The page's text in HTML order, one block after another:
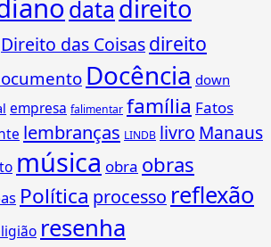
data direito
Direito das Coisasdireito
Docência down
empresa falimentar família Fatos
lembranças LINDB livro Manaus
música obra obras
Política processo reflexão
resenha